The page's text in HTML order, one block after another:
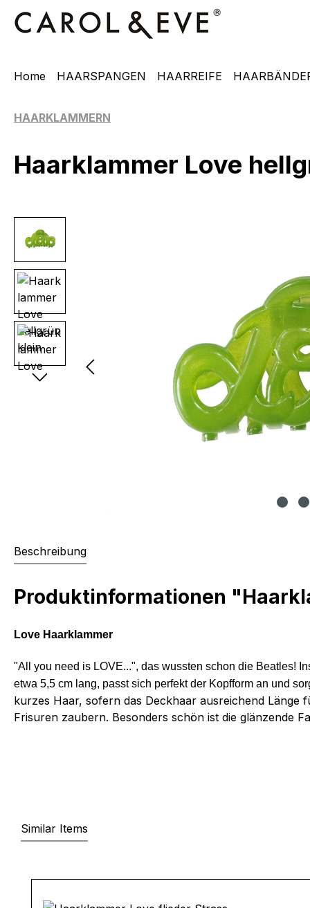
Hauptinhalt springen
Zur Suche springen
Zur Hauptnavigation springen
Home HAARSPANGEN HAARREIFE
HAARKLAMMERN
Haarklammer Love
Beschreibung
Produktinformationen
Love Haarklammer
"All you need is LOVE...", das wussten schon die Beatles!
etwa 5,5 cm lang, passt sich perfekt der Kopfform an und
kurzes Haar, sofern das Deckhaar ausreichend
Frisuren zaubern. Besonders schön ist die glänzende
Similar Items